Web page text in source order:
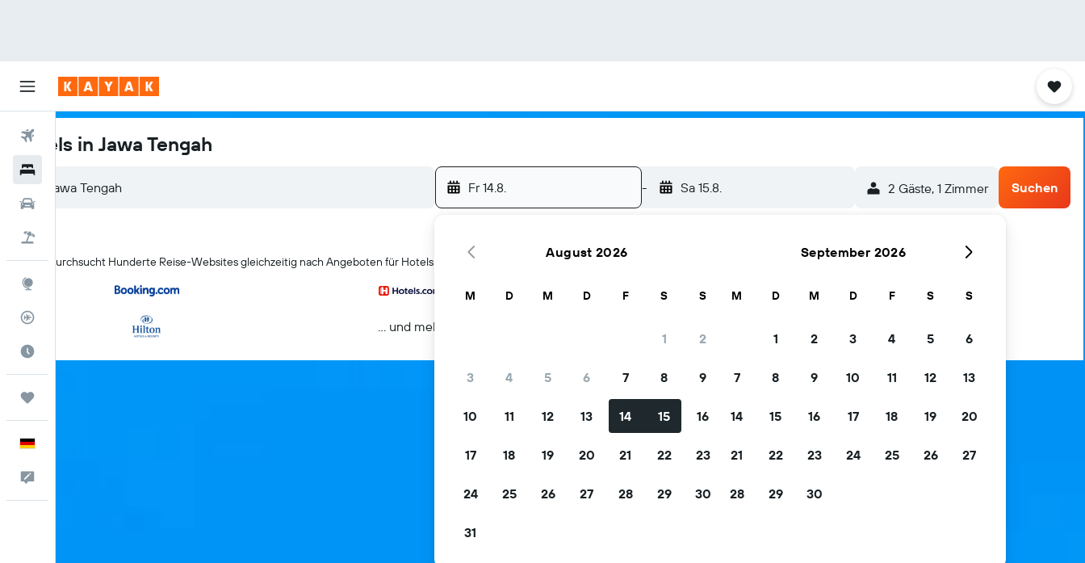
Flüge
Hotels in Jawa Tengah
Fr 14.8. - Sa 15.8. 2 Gäste, 1 Zimmer Suchen
KAYAK durchsucht Hunderte Reise-Websites gleichzeitig nach Angeboten für Hotels in Jawa Tengah
… und mehr
August 2026
M D M D F S S
1 2
3 4 5 6 7 8 9
10 11 12 13 14 15 16
17 18 19 20 21 22 23
24 25 26 27 28 29 30
31
September 2026
M D M D F S S
1 2 3 4 5 6
7 8 9 10 11 12 13
14 15 16 17 18 19 20
21 22 23 24 25 26 27
28 29 30